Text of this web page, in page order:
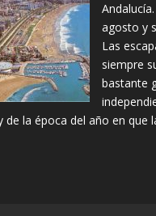
agosto y
Las
siempre
bastante
de la época del año en que